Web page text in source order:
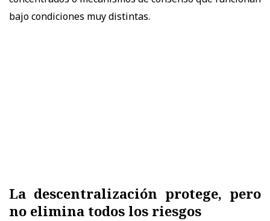
bajo condiciones muy distintas.
La descentralización protege, pero
no elimina todos los riesgos